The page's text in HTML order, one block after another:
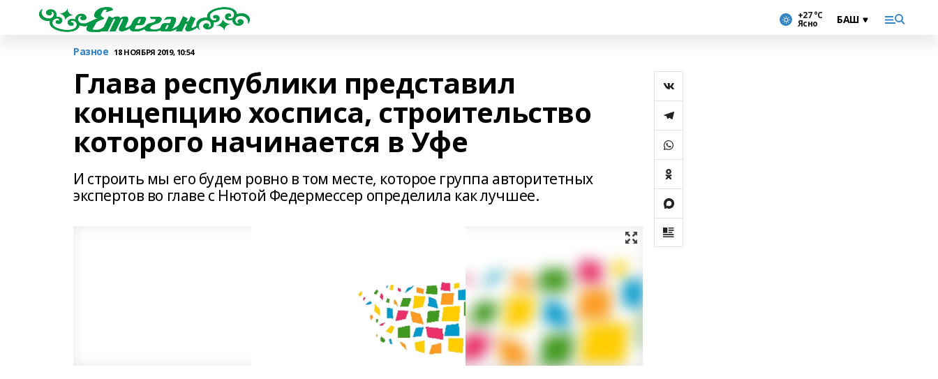
+27 °С
Ясно
Разное 18 НОЯБРЯ 2019, 10:54
Глава республики представил
концепцию хосписа, строительство
которого начинается в Уфе
И строить мы его будем ровно в том месте, которое группа авторитетных
экспертов во главе с Нютой Федермессер определила как лучшее.